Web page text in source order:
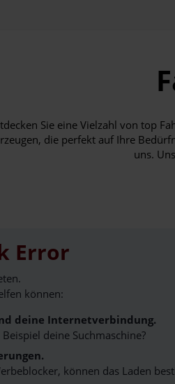
Sie eine Vielzahl von top
die perfekt auf Ihre
uns.
Error
können:
deine Internetverbindung.
deine Suchmaschine?
können das Laden